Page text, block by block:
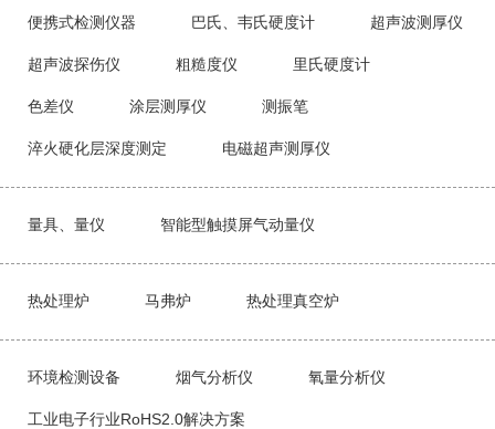
便携式检测仪器 巴氏、韦氏硬度计 超声波测厚仪
超声波探伤仪 粗糙度仪 里氏硬度计
色差仪 涂层测厚仪 测振笔
淬火硬化层深度测定 电磁超声测厚仪
量具、量仪 智能型触摸屏气动量仪
热处理炉 马弗炉 热处理真空炉
环境检测设备 烟气分析仪 氧量分析仪
工业电子行业RoHS2.0解决方案